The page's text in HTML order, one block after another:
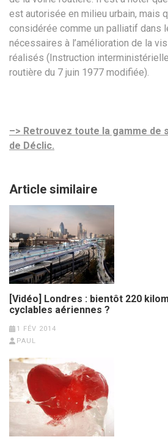
est autorisée en milieu urbain, mais
considérée comme un palliatif dans
nécessaires à l’amélioration de la
réalisés (Instruction
routière du 7 juin 1977 modifiée).
–> Retrouvez toute la gamme de
de Déclic.
Article similaire
[Vidéo] Londres : bientôt 220
cyclables aériennes ?
1 FÉV 2014
PAUL